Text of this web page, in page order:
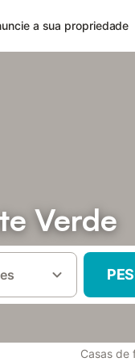
a sua propriedade
Verde
Casas de